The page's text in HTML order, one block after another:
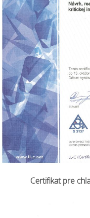
Certifikat pre